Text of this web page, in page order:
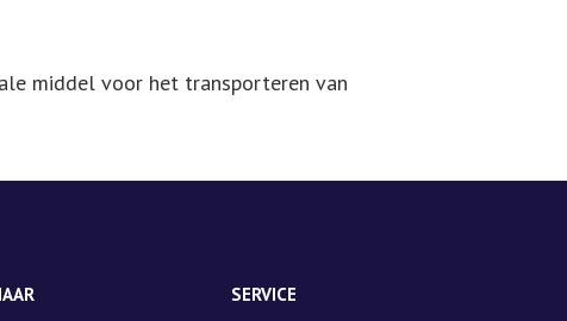
middel voor het transporteren van
SERVICE